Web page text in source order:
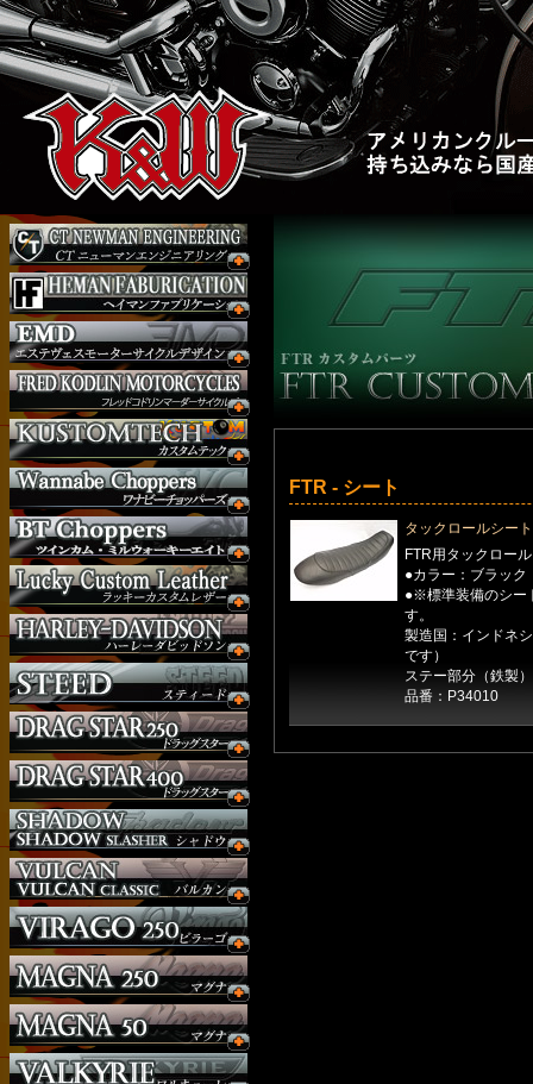
FTR - シート
タックロールシート
FTR用タックロー
●カラー：ブラック
●※標準装備のシー
す。
製造国：インドネ
です）
ステー部分（鉄製
品番：P34010